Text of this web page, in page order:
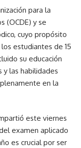
para la
(OCDE) y se
cuyo propósito
estudiantes de 15
su educación
y las habilidades
en la
este viernes
examen aplicado
es crucial por ser